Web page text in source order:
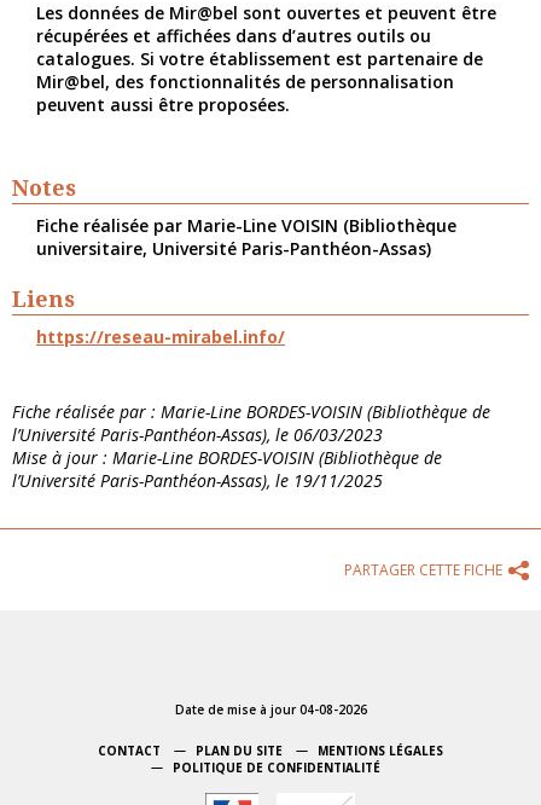
Les données de Mir@bel sont ouvertes et peuvent être
récupérées et affichées dans d’autres outils ou
catalogues. Si votre établissement est partenaire de
Mir@bel, des fonctionnalités de personnalisation
peuvent aussi être proposées.
Notes
Fiche réalisée par Marie-Line VOISIN (Bibliothèque
universitaire, Université Paris-Panthéon-Assas)
Liens
https://reseau-mirabel.info/
Fiche réalisée par : Marie-Line BORDES-VOISIN (Bibliothèque de
l’Université Paris-Panthéon-Assas), le 06/03/2023
Mise à jour : Marie-Line BORDES-VOISIN (Bibliothèque de
l’Université Paris-Panthéon-Assas), le 19/11/2025
PARTAGER CETTE FICHE
Date de mise à jour 04-08-2026
CONTACT PLAN DU SITE
MENTIONS LÉGALES
POLITIQUE DE CONFIDENTIALITÉ